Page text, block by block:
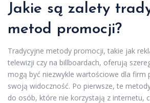
Jakie są zalety
metod promocji?
Tradycyjne metody promocji, takie jak
telewizji czy na billboardach, oferują
mogą być niezwykle wartościowe dla firm
swoją widoczność. Po pierwsze, te
do osób, które nie korzystają z internetu,